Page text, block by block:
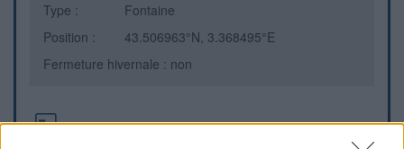
Type :
Fontaine
Position :
43.506963°N, 3.368495°E
Fermeture hivernale : non
Informations complémentaires